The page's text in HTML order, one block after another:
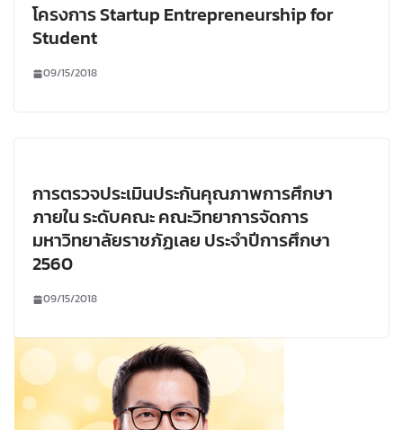
โครงการ Startup Entrepreneurship for
Student
09/15/2018
การตรวจประเมินประกันคุณภาพการศึกษา
ภายใน ระดับคณะ คณะวิทยาการจัดการ
มหาวิทยาลัยราชภัฏเลย ประจำปีการศึกษา
2560
09/15/2018